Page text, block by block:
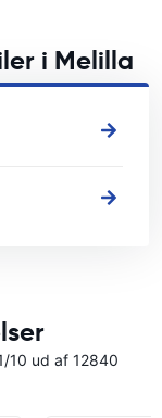
i Melilla
10 ud af 12840